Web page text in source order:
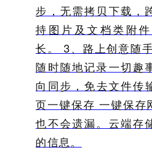
步，无需拷贝下载，
持图片及文档类附
长。 3、路上创意随
随时随地记录一切趣
向同步，免去文件传
页一键保存 一键保存
也不会遗漏。云端存
的信息。